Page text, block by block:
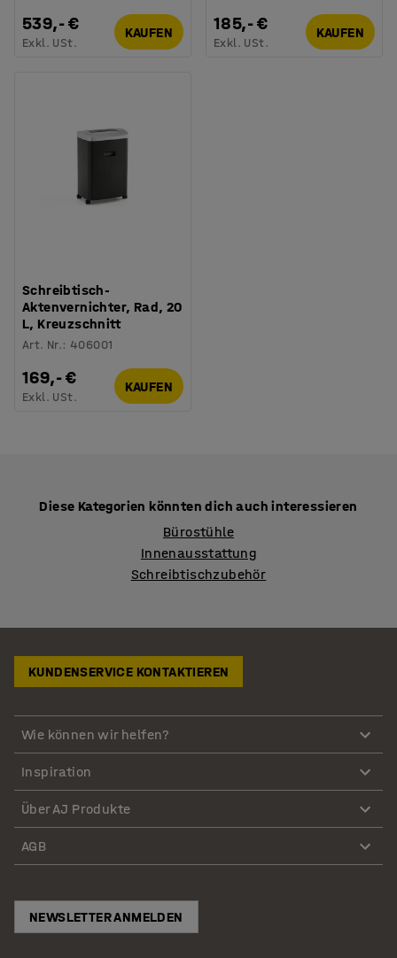
539,- €
Exkl. USt.
KAUFEN 185,- €
Exkl. USt.
KAUFEN
Schreibtisch-
Aktenvernichter, Rad, 20
L, Kreuzschnitt
Art. Nr.: 406001
169,- €
Exkl. USt.
KAUFEN
Diese Kategorien könnten dich auch interessieren
Bürostühle
Innenausstattung
Schreibtischzubehör
KUNDENSERVICE KONTAKTIEREN
Wie können wir helfen?
Inspiration
Über AJ Produkte
AGB
NEWSLETTER ANMELDEN